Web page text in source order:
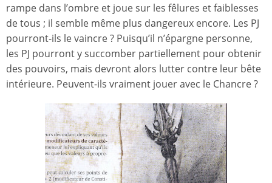
rampe dans l’ombre et joue sur les fêlures et faiblesses
de tous ; il semble même plus dangereux encore. Les PJ
pourront-ils le vaincre ? Puisqu’il n’épargne personne,
les PJ pourront y succomber partiellement pour obtenir
des pouvoirs, mais devront alors lutter contre leur bête
intérieure. Peuvent-ils vraiment jouer avec le Chancre ?